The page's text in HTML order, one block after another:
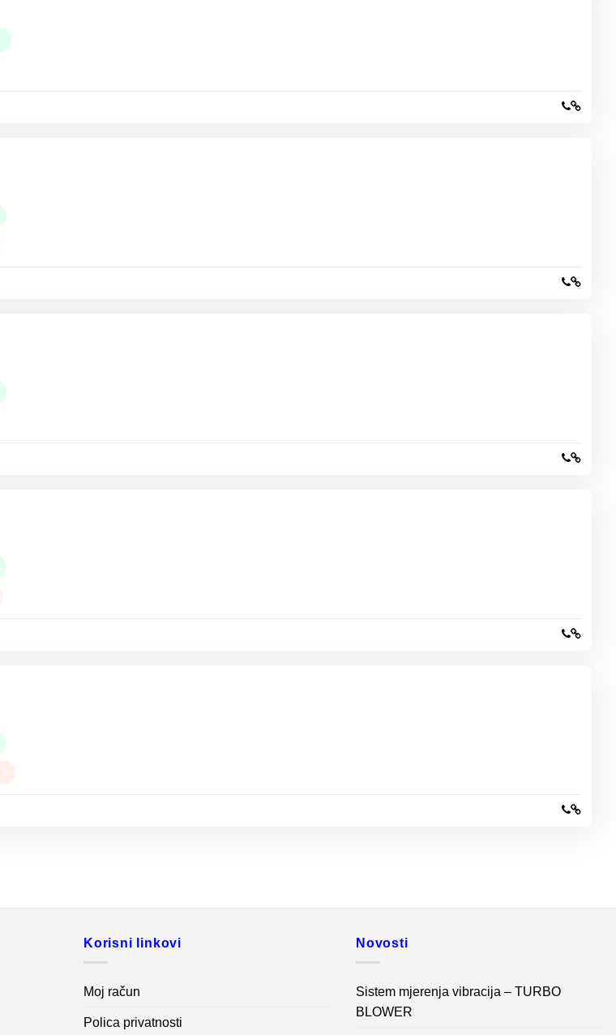
Korisni linkovi
Moj račun
Polica privatnosti
Novosti
Sistem mjerenja vibracija – TURBO
BLOWER